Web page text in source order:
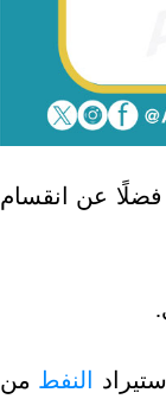
فضلًا عن انقسام
النفط من